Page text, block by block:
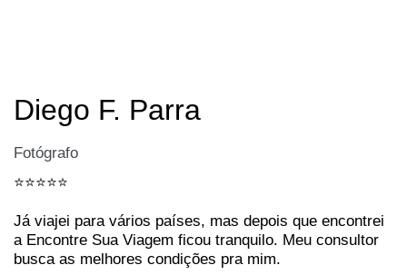
Diego F. Parra
Fotógrafo
⭐️⭐️⭐️⭐️⭐️
Já viajei para vários países, mas depois que encontrei
a Encontre Sua Viagem ficou tranquilo. Meu consultor
busca as melhores condições pra mim.